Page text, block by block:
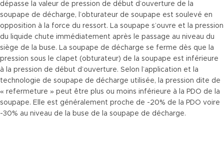
dépasse la valeur de pression de début d’ouverture de la
soupape de décharge, l’obturateur de soupape est soulevé en
opposition à la force du ressort. La soupape s’ouvre et la pression
du liquide chute immédiatement après le passage au niveau du
siège de la buse. La soupape de décharge se ferme dès que la
pression sous le clapet (obturateur) de la soupape est inférieure
à la pression de début d’ouverture. Selon l’application et la
technologie de soupape de décharge utilisée, la pression dite de
« refermeture » peut être plus ou moins inférieure à la PDO de la
soupape. Elle est généralement proche de -20% de la PDO voire
-30% au niveau de la buse de la soupape de décharge.